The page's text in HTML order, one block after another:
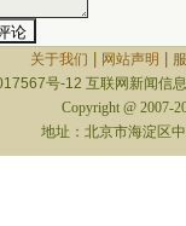
关于我们 | 网站声明 |
号-12 互联网新闻信
Copyright @ 2007-
地址：北京市海淀区